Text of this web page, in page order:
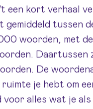
een kort verhaal
gemiddeld tussen
woorden, met
Daartussen
De
ruimte je hebt om
voor alles wat je